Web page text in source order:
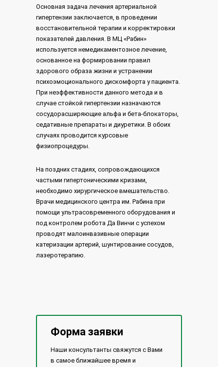
Основная задача лечения артериальной
гипертензии заключается, в проведении
восстановительной терапии и корректировки
показателей давления. В МЦ «Рабин»
используется немедикаментозное лечение,
основанное на формировании правил
здорового образа жизни и устранении
психоэмоционального дискомфорта у пациента.
При неэффективности данного метода и в
случае стойкой гипертензии назначаются
сосудорасширяющие альфа и бета-блокаторы,
седативные препараты и диуретики. В обоих
случаях проводится курсовые
физиопроцедуры.
На поздних стадиях, сопровождающихся
частыми гипертоническими кризами,
необходимо хирургическое вмешательство.
Врачи медицинского центра им. Рабина при
помощи ультрасовременного оборудования и
под контролем робота Да Винчи с успехом
проводят малоинвазивные операции
катеризации артерий, шунтирование сосудов,
лазеротерапию.
Форма заявки
Наши консультанты свяжутся с Вами
в самое ближайшее время и